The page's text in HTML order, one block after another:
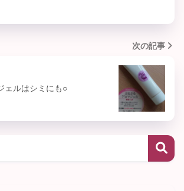
次の記事
ェルはシミにも○